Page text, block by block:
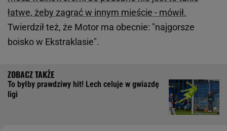
łatwe, żeby zagrać w innym mieście - mówił.
Twierdził też, że Motor ma obecnie: "najgorsze
boisko w Ekstraklasie".
To byłby prawdziwy hit! Lech celuje w gwiazdę
ligi